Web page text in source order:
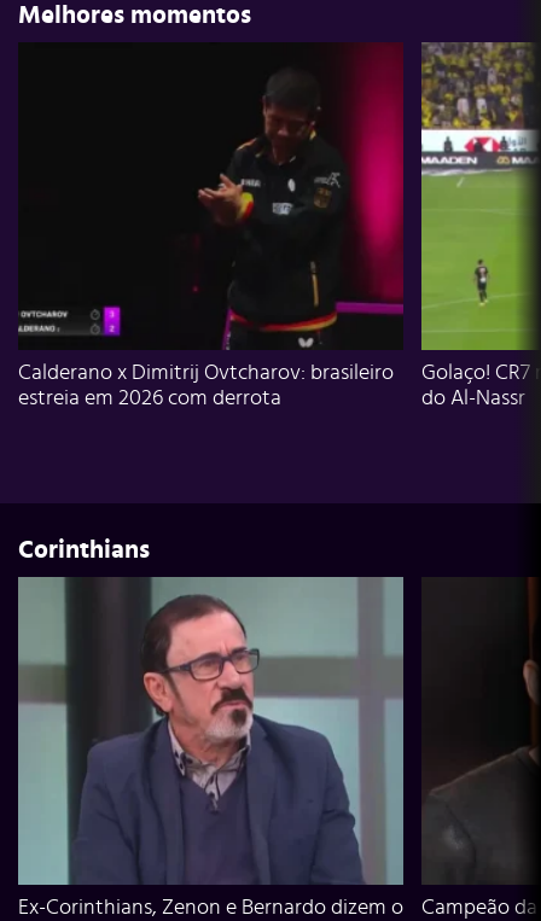
Melhores momentos
Calderano x Dimitrij Ovtcharov: brasileiro
estreia em 2026 com derrota
Golaço!
do Al-Nassr
Corinthians
Ex-Corinthians, Zenon e Bernardo dizem o
Campeão